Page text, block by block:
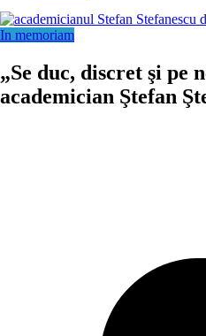
In memoriam
„Se duc, discret şi
academician Ştefan